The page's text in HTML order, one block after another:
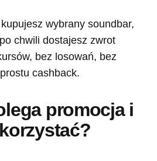
wybrany soundbar,
chwili dostajesz zwrot
bez losowań, bez
cashback.
promocja i